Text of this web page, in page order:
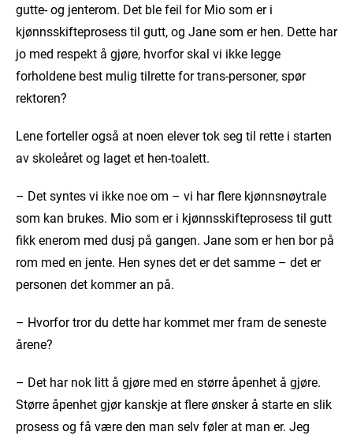
gutte- og jenterom. Det ble feil for Mio som er i
kjønnsskifteprosess til gutt, og Jane som er hen. Dette har
jo med respekt å gjøre, hvorfor skal vi ikke legge
forholdene best mulig tilrette for trans-personer, spør
rektoren?
Lene forteller også at noen elever tok seg til rette i starten
av skoleåret og laget et hen-toalett.
– Det syntes vi ikke noe om – vi har flere kjønnsnøytrale
som kan brukes. Mio som er i kjønnsskifteprosess til gutt
fikk enerom med dusj på gangen. Jane som er hen bor på
rom med en jente. Hen synes det er det samme – det er
personen det kommer an på.
– Hvorfor tror du dette har kommet mer fram de seneste
årene?
– Det har nok litt å gjøre med en større åpenhet å gjøre.
Større åpenhet gjør kanskje at flere ønsker å starte en slik
prosess og få være den man selv føler at man er. Jeg